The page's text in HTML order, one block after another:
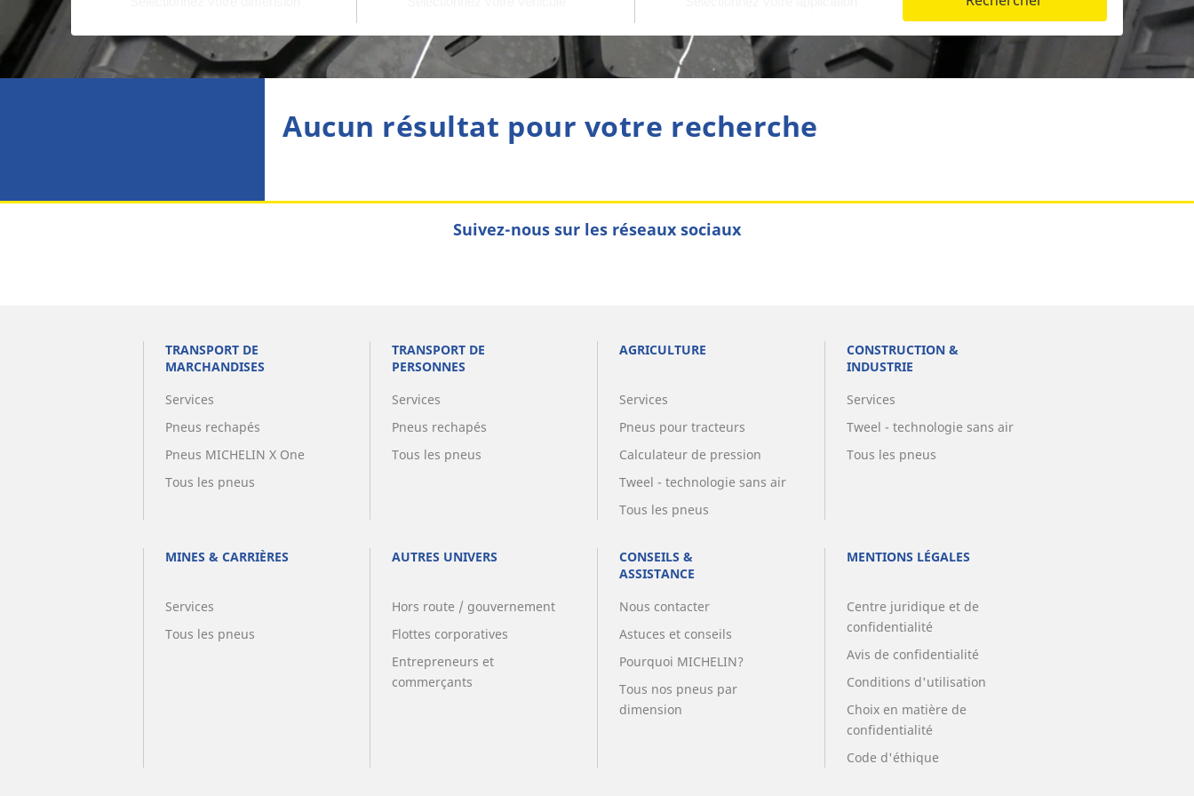
Aucun résultat pour votre recherche
Suivez-nous sur les réseaux sociaux
TRANSPORT DE
MARCHANDISES
Services
Pneus rechapés
Pneus MICHELIN X One
Tous les pneus
TRANSPORT DE
PERSONNES
Services
Pneus rechapés
Tous les pneus
AGRICULTURE
Services
Pneus pour tracteurs
Calculateur de pression
Tweel - technologie sans air
Tous les pneus
CONSTRUCTION &
INDUSTRIE
Services
Tweel - technologie sans air
Tous les pneus
MINES & CARRIÈRES
Services
Tous les pneus
AUTRES UNIVERS
Hors route / gouvernement
Flottes corporatives
Entrepreneurs et
commerçants
CONSEILS &
ASSISTANCE
Nous contacter
Astuces et conseils
Pourquoi MICHELIN?
Tous nos pneus par
dimension
MENTIONS LÉGALES
Centre juridique et de
confidentialité
Avis de confidentialité
Conditions d'utilisation
Choix en matière de
confidentialité
Code d'éthique